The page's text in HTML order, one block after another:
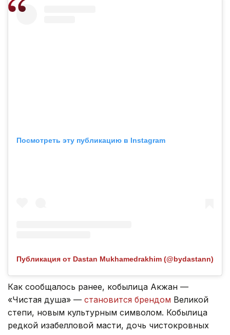
Посмотреть эту публикацию в Instagram
Публикация от Dastan Mukhamedrakhim (@bydastann)
Как сообщалось ранее, кобылица Акжан —
«Чистая душа» — становится брендом Великой
степи, новым культурным символом. Кобылица
редкой изабелловой масти, дочь чистокровных